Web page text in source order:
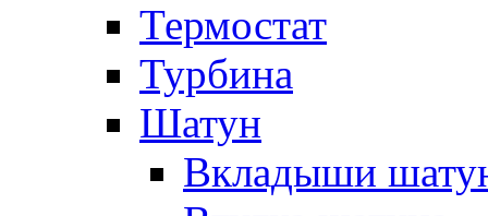
Термостат
Турбина
Шатун
Вкладыши